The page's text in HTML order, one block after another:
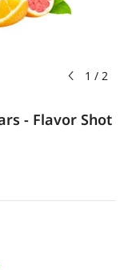
1 / 2
- Flavor Shot